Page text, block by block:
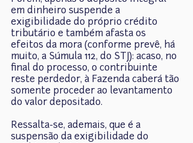
em dinheiro suspende a
exigibilidade do próprio crédito
tributário e também afasta os
efeitos da mora (conforme prevê, há
muito, a Súmula 112, do STJ): acaso, no
final do processo, o contribuinte
reste perdedor, à Fazenda caberá tão
somente proceder ao levantamento
do valor depositado.
Ressalta-se, ademais, que é a
suspensão da exigibilidade do